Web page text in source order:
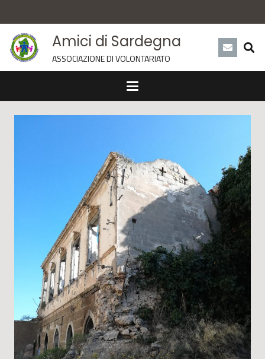
Amici di Sardegna
ASSOCIAZIONE DI VOLONTARIATO